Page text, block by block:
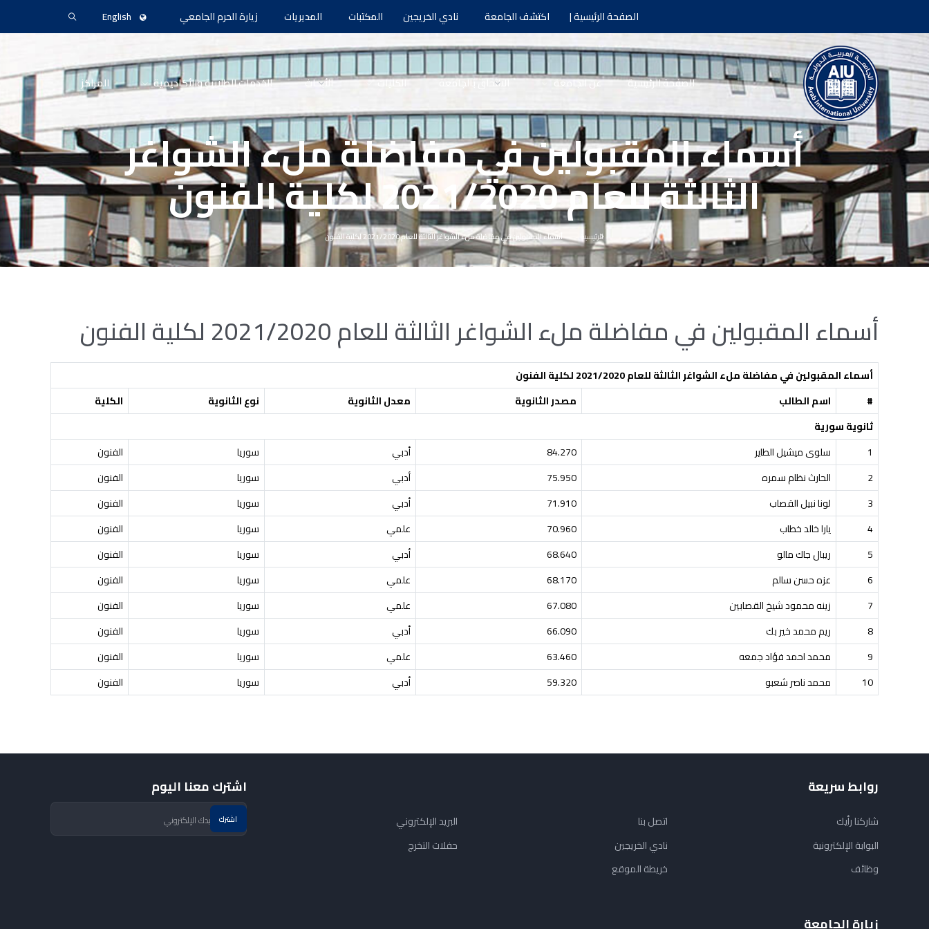
الصفحة الرئيسية | اكتشف الجامعة نادي الخريجين المكتبات المديريات زيارة الحرم الجامعي English
الصفحة الرئيسية عن الجامعة الالتحاق بالجامعة الكليات الأبحاث الخدمات الطلابية والأكاديمية المراكز
أسماء المقبولين في مفاضلة ملء الشواغر
الثالثة للعام 2021/2020 لكلية الفنون
الرئيسية أسماء المقبولين في مفاضلة ملء الشواغر الثالثة للعام 2021/2020 لكلية الفنون
أسماء المقبولين في مفاضلة ملء الشواغر الثالثة للعام 2021/2020 لكلية الفنون
أسماء المقبولين في مفاضلة ملء الشواغرالثالثةللعام 2021/2020 لكلية الفنون
#
اسم الطالب مصدر الثانوية معدل الثانوية نوع الثانوية
الكلية
ثانوية سورية
1
سلوى ميشيل الطاير 84.270 أدبي سوريا
الفنون
2
الحارث نظام سمره 75.950 أدبي سوريا
الفنون
3
لونا نبيل القصاب 71.910 أدبي سوريا
الفنون
4
يارا خالد خطاب 70.960 علمي سوريا
الفنون
5
ريبال جاك مالو 68.640 أدبي سوريا
الفنون
6
عزه حسن سالم 68.170 علمي سوريا
الفنون
7
زينه محمود شيخ القصابين 67.080 علمي سوريا
الفنون
8
ريم محمد خير بك 66.090 أدبي سوريا
الفنون
9
محمد احمد فؤاد جمعه 63.460 علمي سوريا
الفنون
10
محمد ناصر شعبو 59.320 أدبي سوريا الفنون
روابط سريعة
شاركنا رأيك
البوابة الإلكترونية
وظائف
اتصل بنا
نادي الخريجين
خريطة الموقع
البريد الإلكتروني
حفلات التخرج
زيارة الجامعة
اشترك معنا اليوم